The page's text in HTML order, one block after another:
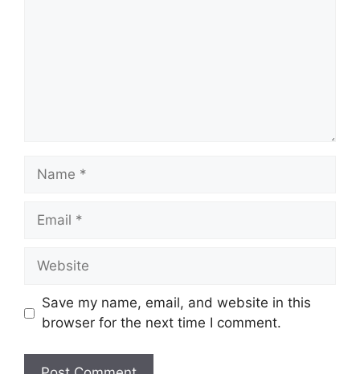
Name
Email
Website
Save my name, email, and website in this
browser for the next time I comment.